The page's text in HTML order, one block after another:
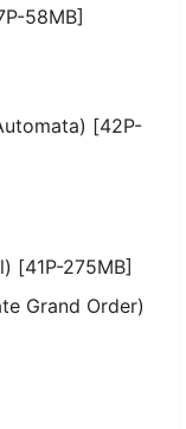
58MB]
[42P-
[41P-275MB]
Grand Order)